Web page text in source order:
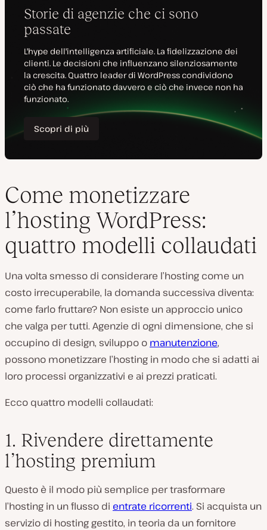
Come monetizzare
l’hosting WordPress:
quattro modelli collaudati
Una volta smesso di considerare l’hosting come un
costo irrecuperabile, la domanda successiva diventa:
come farlo fruttare? Non esiste un approccio unico
che valga per tutti. Agenzie di ogni dimensione, che si
occupino di design, sviluppo o manutenzione,
possono monetizzare l’hosting in modo che si adatti ai
loro processi organizzativi e ai prezzi praticati.
Ecco quattro modelli collaudati:
1. Rivendere direttamente
l’hosting premium
Questo è il modo più semplice per trasformare
l’hosting in un flusso di entrate ricorrenti. Si acquista un
servizio di hosting gestito, in teoria da un fornitore